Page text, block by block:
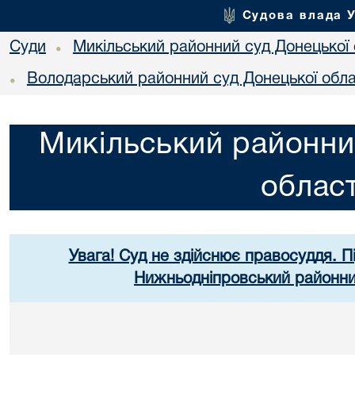
Судова влада
Суди • Микільський районний суд Донецької
• Володарський районний суд Донецької
Микільський
Увага! Суд не здійснює правосуддя.
Нижньодніпровський